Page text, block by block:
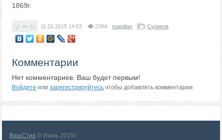
1869г.
— 11.01.2015 14:53 2384 magdjan Суриков
Комментарии
Нет комментариев. Ваш будет первым!
Войдите илизарегистрируйтесь чтобы добавлять комментарии
ВашСтих © Июнь 2015г.